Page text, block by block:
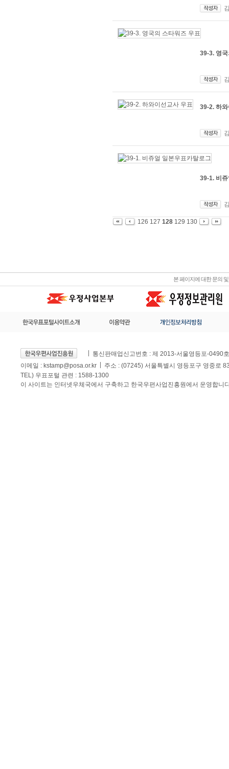
39-3. 영
39-2. 하
39-1. 비
126 127 128 129 130
본 페이지에 대한 문의
통신판매업신고번호 : 제 2013-서울영등포-0490호
이메일 : kstamp@posa.or.kr
주소 : (07245) 서울특별시 영등포구 영중로
TEL) 우표포털 관련 : 1588-1300
이 사이트는 인터넷우체국에서 구축하고 한국우편사업진흥원에서 운영합니